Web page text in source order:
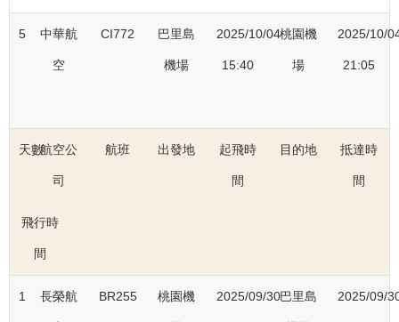
5 中華航
空
CI772 巴里島
機場
2025/10/04
15:40
桃園機
場
2025/10/
21:05
天數航空公
司
航班 出發地 起飛時
間
目的地 抵達時
間
飛行時
間
1 長榮航 BR255 桃園機 2025/09/30巴里島 2025/09/